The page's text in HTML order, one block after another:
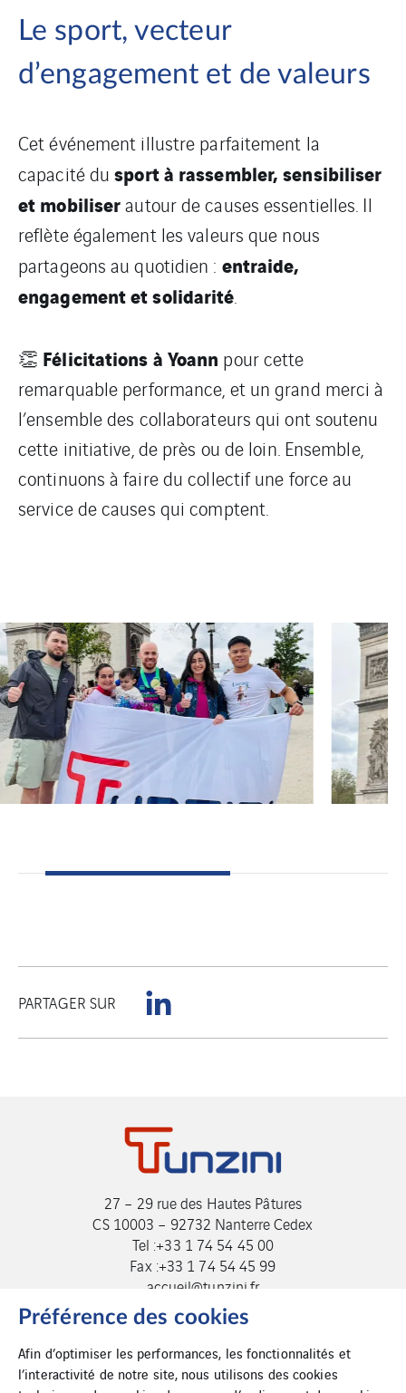
Le sport, vecteur
d’engagement et de valeurs
Cet événement illustre parfaitement la
capacité dusport à rassembler, sensibiliser
et mobiliserautour de causes essentielles. Il
reflète également les valeurs que nous
partageons au quotidien : entraide,
engagement et solidarité.
👏 Félicitations à Yoann pour cette
remarquable performance, et un grand merci à
l’ensemble des collaborateurs qui ont soutenu
cette initiative, de près ou de loin. Ensemble,
continuons à faire du collectif une force au
service de causes qui comptent.
PARTAGER SUR
27 – 29 rue des Hautes Pâtures
CS 10003 – 92732 Nanterre Cedex
Tel :+33 1 74 54 45 00
Fax :+33 1 74 54 45 99
accueil@tunzini.fr
Préférence des cookies
Afin d’optimiser les performances, les fonctionnalités et
l’interactivité de notre site, nous utilisons des cookies